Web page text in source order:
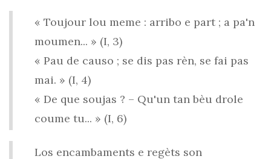
« Toujour lou meme : arribo e part ; a pa'n
moumen... » (I, 3)
« Pau de causo ; se dis pas rèn, se fai pas
mai. » (I, 4)
« De que soujas ? – Qu'un tan bèu drole
coume tu... » (I, 6)
Los encambaments e regèts son